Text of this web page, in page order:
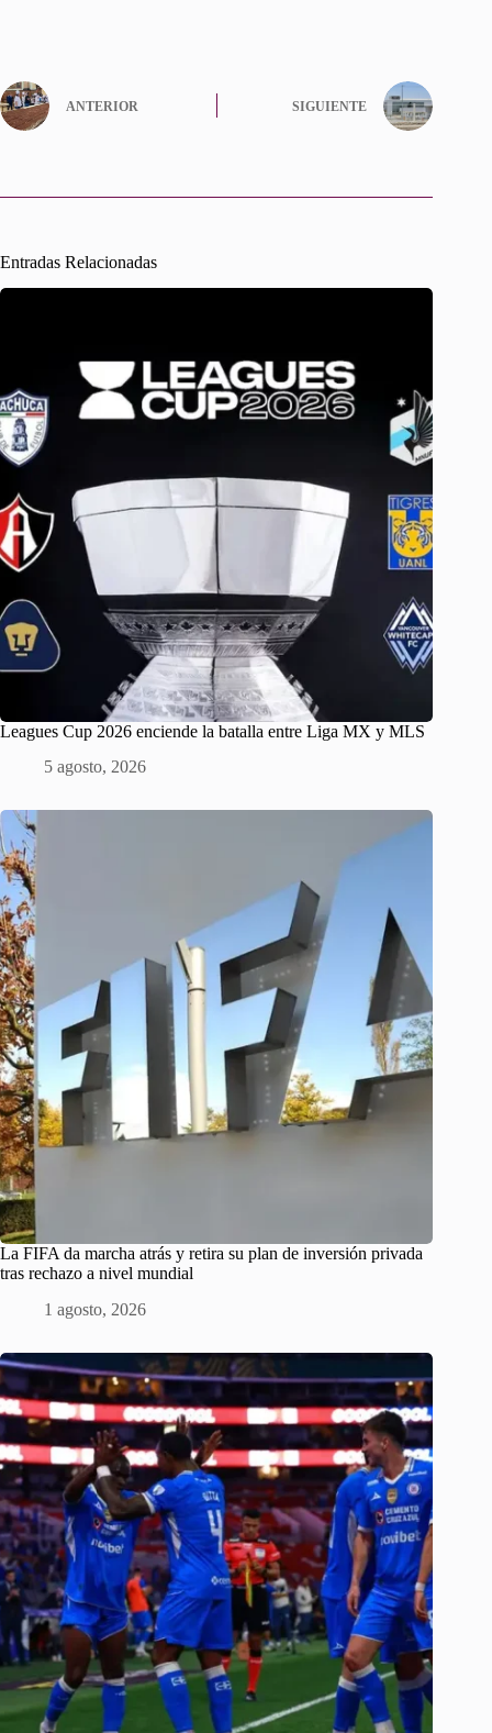
ANTERIOR SIGUIENTE
Entradas Relacionadas
Leagues Cup 2026 enciende la batalla entre Liga MX y MLS
5 agosto, 2026
La FIFA da marcha atrás y retira su plan de inversión privada
tras rechazo a nivel mundial
1 agosto, 2026